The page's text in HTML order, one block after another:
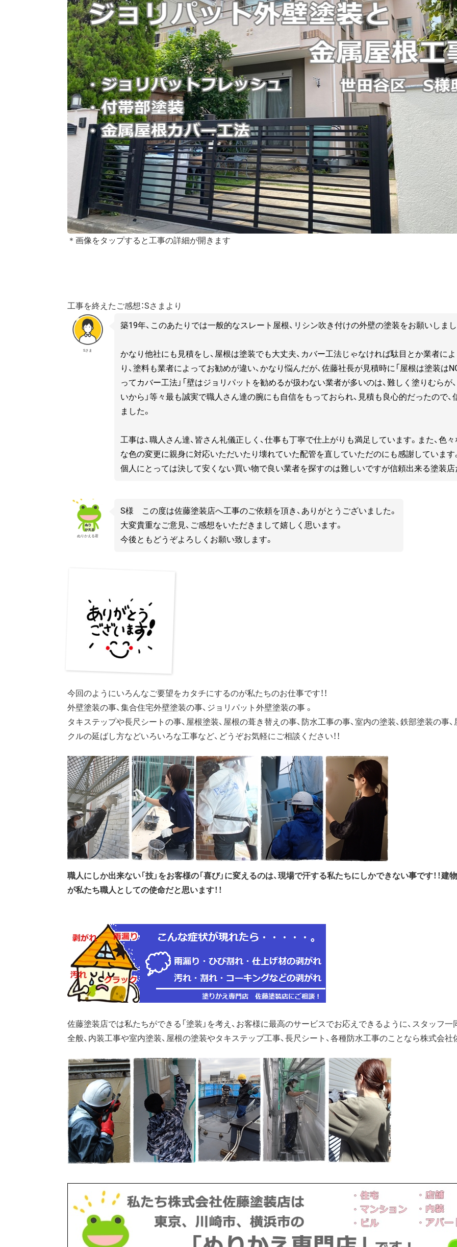
＊画像をタップすると工事の詳細が開きます
工事を終えたご感想：Sさまより
Sさま
築19年、このあたりでは一般的なスレート屋根、リシン吹き付けの外壁の塗装をお願いしま
かなり他社にも見積をし、屋根は塗装でも大丈夫、カバー工法じゃなければ駄目とか業者に
り、塗料も業者によってお勧めが違い、かなり悩んだが、佐藤社長が見積時に「屋根は塗装は
ってカバー工法」「壁はジョリパットを勧めるが扱わない業者が多いのは、難しく塗りむらが
いから」等々最も誠実で職人さん達の腕にも自信をもっておられ、見積も良心的だったので、
ました。
工事は、職人さん達、皆さん礼儀正しく、仕事も丁寧で仕上がりも満足しています。また、色
な色の変更に親身に対応いただいたり壊れていた配管を直していただのにも感謝しています
個人にとっては決して安くない買い物で良い業者を探すのは難しいですが信頼出来る塗装店
ぬりかえる君
S様 この度は佐藤塗装店へ工事のご依頼を頂き、ありがとうございました。
大変貴重なご意見、ご感想をいただきまして嬉しく思います。
今後ともどうぞよろしくお願い致します。
今回のようにいろんなご要望をカタチにするのが私たちのお仕事です！！
外壁塗装の事、集合住宅外壁塗装の事、ジョリパット外壁塗装の事 。
タキステップや長尺シートの事、屋根塗装、屋根の葺き替えの事、防水工事の事、室内の塗装、鉄部塗装の事
クルの延ばし方などいろいろな工事など、どうぞお気軽にご相談ください！！
職人にしか出来ない「技」をお客様の「喜び」に変えるのは、現場で汗する私たちにしかできない事です！！
が私たち職人としての使命だと思います！！
佐藤塗装店では私たちができる「塗装」を考え、お客様に最高のサービスでお応えできるように、スタッフ
全般、内装工事や室内塗装、屋根の塗装やタキステップ工事、長尺シート、各種防水工事のことなら株式会